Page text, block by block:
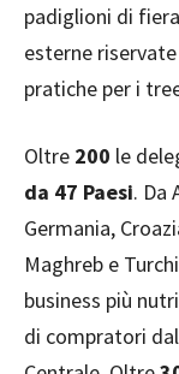
padiglioni di
esterne
pratiche per i
Oltre 200 le
da 47 Paesi. Da
Germania,
Maghreb e
business più
di compratori